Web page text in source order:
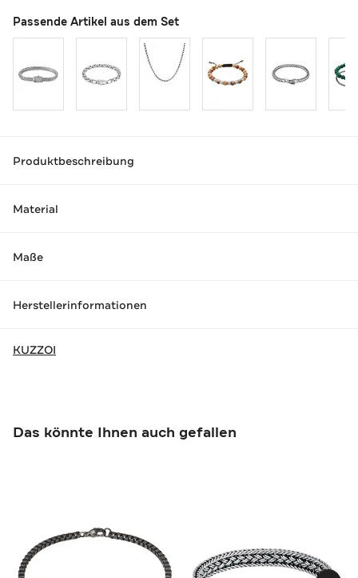
Passende Artikel aus dem Set
Produktbeschreibung
Material
Maße
Herstellerinformationen
KUZZOI
Das könnte Ihnen auch gefallen